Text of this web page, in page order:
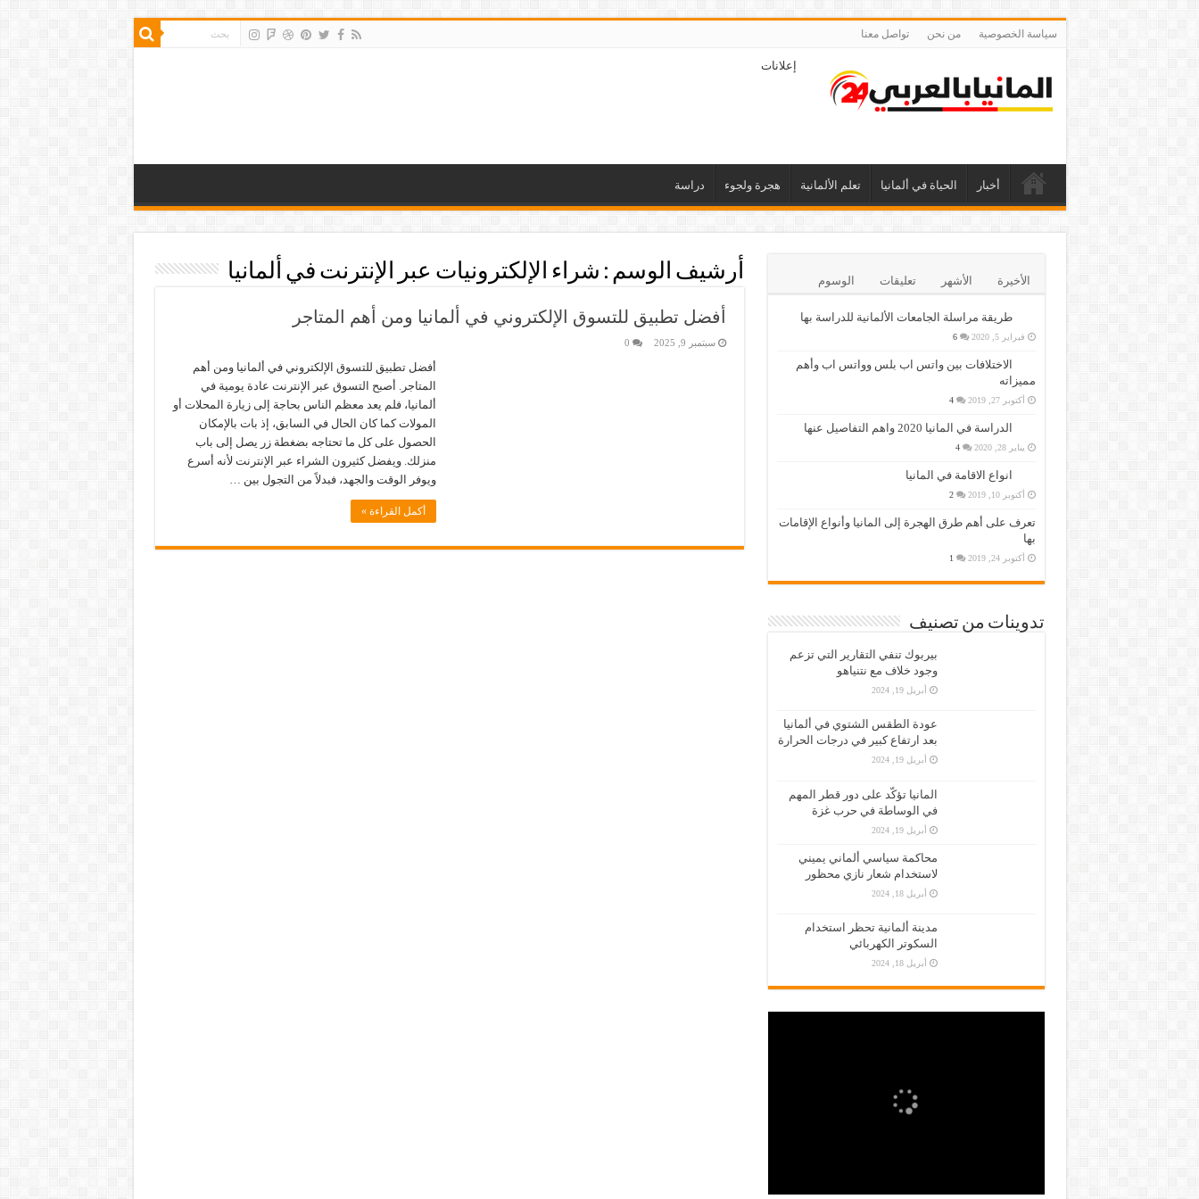
سياسة الخصوصية من نحن تواصل معنا
إعلانات
أخبار الحياة في ألمانيا تعلم الألمانية هجرة ولجوء دراسة
أرشيف الوسم : شراء الإلكترونيات عبر الإنترنت في ألمانيا
أفضل تطبيق للتسوق الإلكتروني في ألمانيا ومن أهم المتاجر
سبتمبر 9, 2025 0
أفضل تطبيق للتسوق الإلكتروني في ألمانيا ومن أهم
المتاجر. أصبح التسوق عبر الإنترنت عادة يومية في
ألمانيا، فلم يعد معظم الناس بحاجة إلى زيارة المحلات أو
المولات كما كان الحال في السابق، إذ بات بالإمكان
الحصول على كل ما تحتاجه بضغطة زر يصل إلى باب
منزلك. ويفضل كثيرون الشراء عبر الإنترنت لأنه أسرع
ويوفر الوقت والجهد، فبدلاً من التجول بين …
أكمل القراءة »
الأخيرة الأشهر تعليقات الوسوم
طريقة مراسلة الجامعات الألمانية للدراسة بها
فبراير 5, 2020 6
الاختلافات بين واتس اب بلس وواتس اب وأهم
مميزاته
أكتوبر 27, 2019 4
الدراسة في المانيا 2020 واهم التفاصيل عنها
يناير 28, 2020 4
انواع الاقامة في المانيا
أكتوبر 10, 2019 2
تعرف على أهم طرق الهجرة إلى المانيا وأنواع الإقامات
بها
أكتوبر 24, 2019 1
تدوينات من تصنيف
بيربوك تنفي التقارير التي تزعم
وجود خلاف مع نتنياهو
أبريل 19, 2024
عودة الطقس الشتوي في ألمانيا
بعد ارتفاع كبير في درجات الحرارة
أبريل 19, 2024
المانيا تؤكّد على دور قطر المهم
في الوساطة في حرب غزة
أبريل 19, 2024
محاكمة سياسي ألماني يميني
لاستخدام شعار نازي محظور
أبريل 18, 2024
مدينة ألمانية تحظر استخدام
السكوتر الكهربائي
أبريل 18, 2024